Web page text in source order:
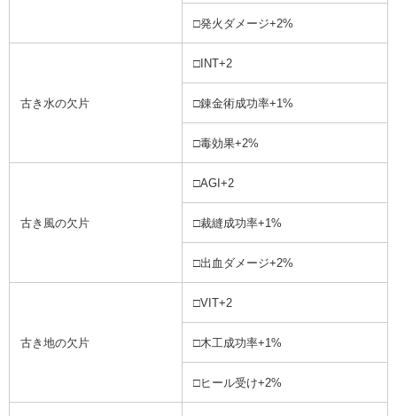
□発火ダメージ+2%
古き水の欠片
□INT+2
□錬金術成功率+1%
□毒効果+2%
古き風の欠片
□AGI+2
□裁縫成功率+1%
□出血ダメージ+2%
古き地の欠片
□VIT+2
□木工成功率+1%
□ヒール受け+2%